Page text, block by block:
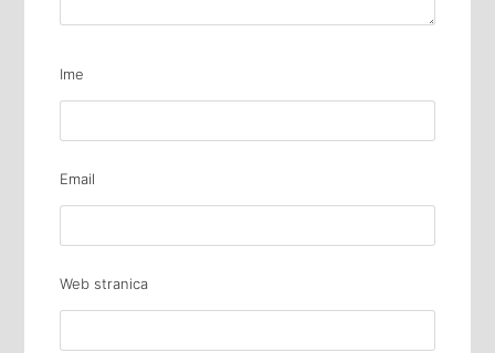
Ime
Email
Web stranica